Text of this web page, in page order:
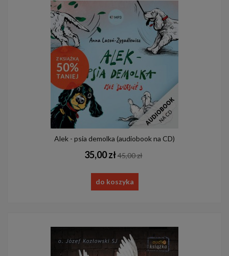
Alek - psia demolka (audiobook na CD)
35,00 zł45,00 zł
do koszyka